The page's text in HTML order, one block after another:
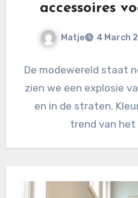
accessoires
Matje 4 March
De modewereld staat
zien we een explosie
en in de straten.
trend van